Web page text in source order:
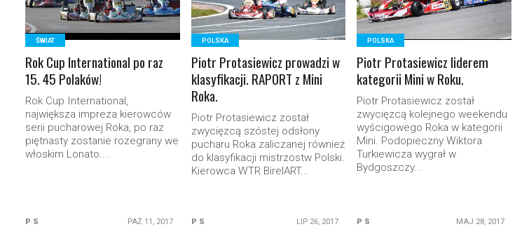
ŚWIAT
Rok Cup International po raz
15. 45 Polaków!
Rok Cup International,
największa impreza kierowców
serii pucharowej Roka, po raz
piętnasty zostanie rozegrany we
włoskim Lonato....
P S PAŹ 11, 2017
POLSKA
Piotr Protasiewicz prowadzi w
klasyfikacji. RAPORT z Mini
Roka.
Piotr Protasiewicz został
zwycięzcą szóstej odsłony
pucharu Roka zaliczanej również
do klasyfikacji mistrzostw Polski.
Kierowca WTR BirelART...
P S LIP 26, 2017
POLSKA
Piotr Protasiewicz liderem
kategorii Mini w Roku.
Piotr Protasiewicz został
zwycięzcą kolejnego weekendu
wyścigowego Roka w kategorii
Mini. Podopieczny Wiktora
Turkiewicza wygrał w
Bydgoszczy...
P S MAJ 28, 2017